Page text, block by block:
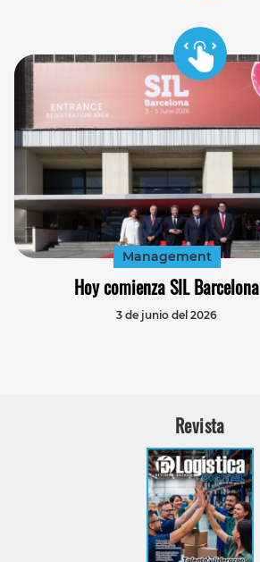
Management
Hoy comienza SIL Barcelona
3 de junio del 2026
Revista